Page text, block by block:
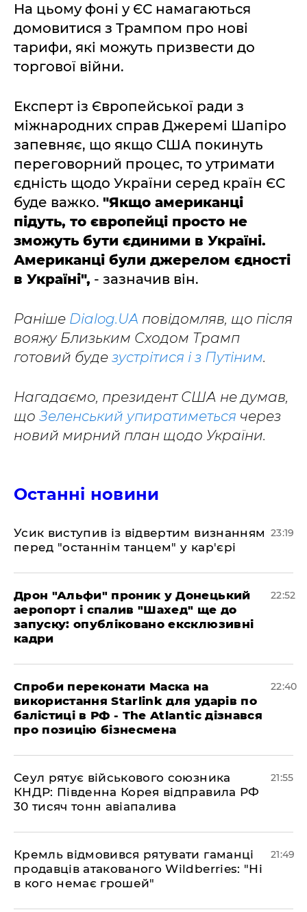
На цьому фоні у ЄС намагаються
домовитися з Трампом про нові
тарифи, які можуть призвести до
торгової війни.
Експерт із Європейської ради з
міжнародних справ Джеремі Шапіро
запевняє, що якщо США покинуть
переговорний процес, то утримати
єдність щодо України серед країн ЄС
буде важко. "Якщо американці
підуть, то європейці просто не
зможуть бути єдиними в Україні.
Американці були джерелом єдності
в Україні", - зазначив він.
Раніше Dialog.UA повідомляв, що після
вояжу Близьким Сходом Трамп
готовий буде зустрітися і з Путіним.
Нагадаємо, президент США не думав,
що Зеленський упиратиметься через
новий мирний план щодо України.
Останні новини
​Усик виступив із відвертим визнанням
перед "останнім танцем" у кар'єрі
23:19
​Дрон "Альфи" проник у Донецький
аеропорт і спалив "Шахед" ще до
запуску: опубліковано ексклюзивні
кадри
22:52
​Спроби переконати Маска на
використання Starlink для ударів по
балістиці в РФ - The Atlantic дізнався
про позицію бізнесмена
22:40
​Сеул рятує військового союзника
КНДР: Південна Корея відправила РФ
30 тисяч тонн авіапалива
21:55
​Кремль відмовився рятувати гаманці
продавців атакованого Wildberries: "Ні
в кого немає грошей"
21:49